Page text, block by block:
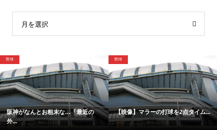
月を選択
野球
阪神がなんとお粗末な…「最近の
外...
野球
【映像】マラーの打球を2点タイム...